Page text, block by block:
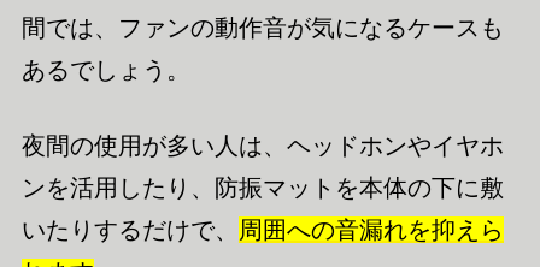
間では、ファンの動作音が気になるケースも
あるでしょう。
夜間の使用が多い人は、ヘッドホンやイヤホ
ンを活用したり、防振マットを本体の下に敷
いたりするだけで、 周囲への音漏れを抑えら